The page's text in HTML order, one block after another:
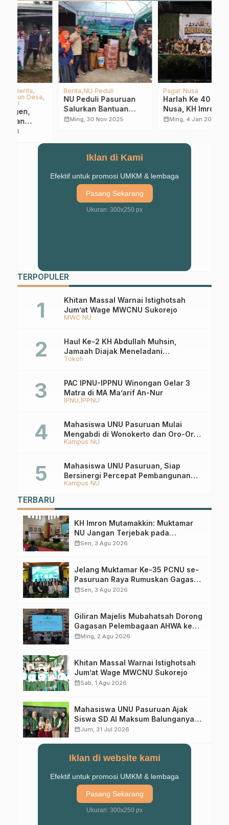
Pagar Nusa
Harlah Ke 40 Pagar
Nusa, KH Imron
Mutamakkin Tegaskan
calendar_month Ming, 4 Jan 2026
LWPNU MWC NU
Aset NU Harus
Bersertifikat, LWPNU
Pasuruan Tancap Gas
calendar_month Rab, 30 Apr 2025
Iklan di Kami
Efektif untuk promosi UMKM & lembaga
Pasang Sekarang
Ukuran: 300x250 px
TERPOPULER
MWC NU
Khitan Massal Warnai Istighotsah
Jum’at Wage MWCNU Sukorejo
Tokoh
Haul Ke-2 KH Abdullah Muhsin,
Jamaah Diajak Meneladani
Keistiqamahan
IPNU IPPNU
PAC IPNU-IPPNU Winongan Gelar 3
Matra di MA Ma’arif An-Nur
Kampus NU
Mahasiswa UNU Pasuruan Mulai
Mengabdi di Wonokerto dan Oro-Oro
Ombo Wetan Berikut Programnya
Kampus NU
Mahasiswa UNU Pasuruan, Siap
Bersinergi Percepat Pembangunan
Desa Toyaning
TERBARU
KH Imron Mutamakkin: Muktamar
NU Jangan Terjebak pada
Perebutan Kursi Ketua Umum
calendar_monthSen, 3 Agu 2026
Jelang Muktamar Ke-35 PCNU se-
Pasuruan Raya Rumuskan Gagasan
Transformasi Gerakan NU Menuju
calendar_monthSen, 3 Agu 2026
Giliran Majelis Mubahatsah Dorong
Gagasan Pelembagaan AHWA ke
Forum Muktamar Mendatang
calendar_monthMing, 2 Agu 2026
Khitan Massal Warnai Istighotsah
Jum’at Wage MWCNU Sukorejo
calendar_monthSab, 1 Agu 2026
Mahasiswa UNU Pasuruan Ajak
Siswa SD Al Maksum Balunganyar
Kuasai Penjumlahan Bersusun
calendar_monthJum, 31 Jul 2026
Iklan di website kami
Efektif untuk promosi UMKM & lembaga
Pasang Sekarang
Ukuran: 300x250 px